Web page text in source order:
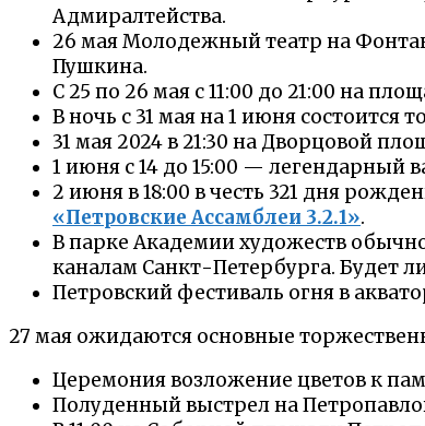
Адмиралтейства.
26 мая Молодежный театр на
Пушкина.
С 25 по 26 мая с 11:00 до 21:00 на
В ночь с 31 мая на 1 июня
31 мая 2024 в 21:30 на Дворцовой
1 июня с 14 до 15:00 — легендарный
2 июня в 18:00 в честь 321 дня
«Петровские Ассамблеи 3.2.1».
В парке Академии художеств
каналам Санкт-Петербурга. Будет
Петровский фестиваль огня в
27 мая ожидаются основные
Церемония возложение цветов к
Полуденный выстрел на